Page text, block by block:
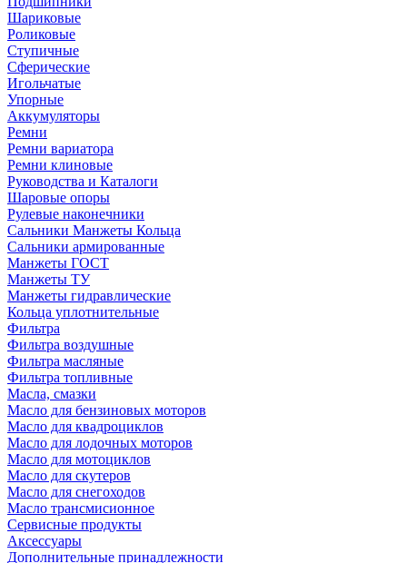
Шариковые
Роликовые
Ступичные
Сферические
Игольчатые
Упорные
Аккумуляторы
Ремни
Ремни вариатора
Ремни клиновые
Руководства и Каталоги
Шаровые опоры
Рулевые наконечники
Сальники Манжеты Кольца
Сальники армированные
Манжеты ГОСТ
Манжеты ТУ
Манжеты гидравлические
Кольца уплотнительные
Фильтра
Фильтра воздушные
Фильтра масляные
Фильтра топливные
Масла, смазки
Масло для бензиновых моторов
Масло для квадроциклов
Масло для лодочных моторов
Масло для мотоциклов
Масло для скутеров
Масло для снегоходов
Масло трансмисионное
Сервисные продукты
Аксессуары
Дополнительные принадлежности